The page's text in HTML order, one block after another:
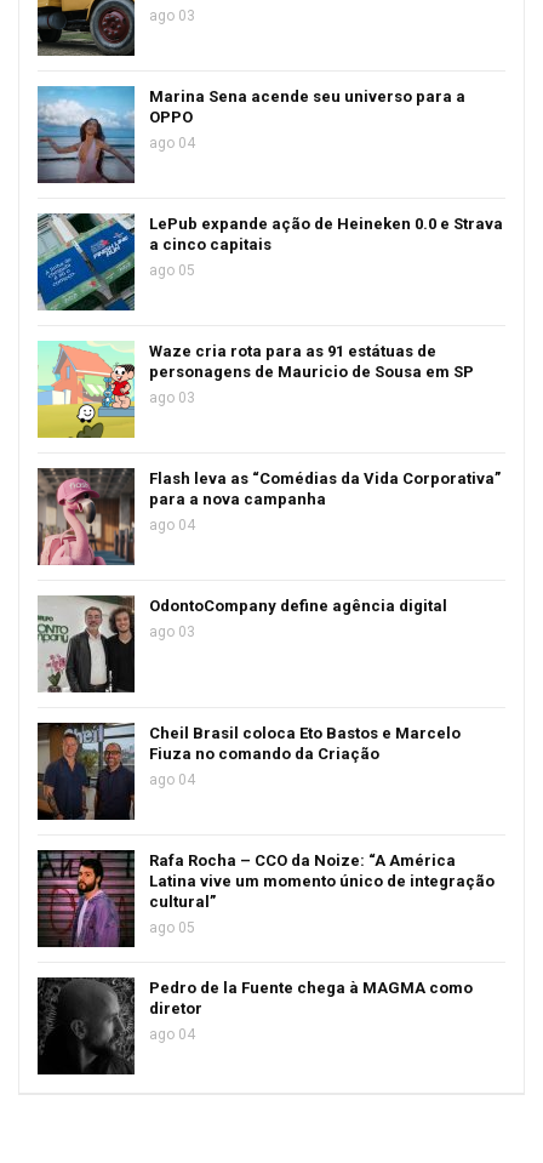
ago 03
Marina Sena acende seu universo para a
OPPO
ago 04
LePub expande ação de Heineken 0.0 e Strava
a cinco capitais
ago 05
Waze cria rota para as 91 estátuas de
personagens de Mauricio de Sousa em SP
ago 03
Flash leva as “Comédias da Vida Corporativa”
para a nova campanha
ago 04
OdontoCompany define agência digital
ago 03
Cheil Brasil coloca Eto Bastos e Marcelo
Fiuza no comando da Criação
ago 04
Rafa Rocha – CCO da Noize: “A América
Latina vive um momento único de integração
cultural”
ago 05
Pedro de la Fuente chega à MAGMA como
diretor
ago 04